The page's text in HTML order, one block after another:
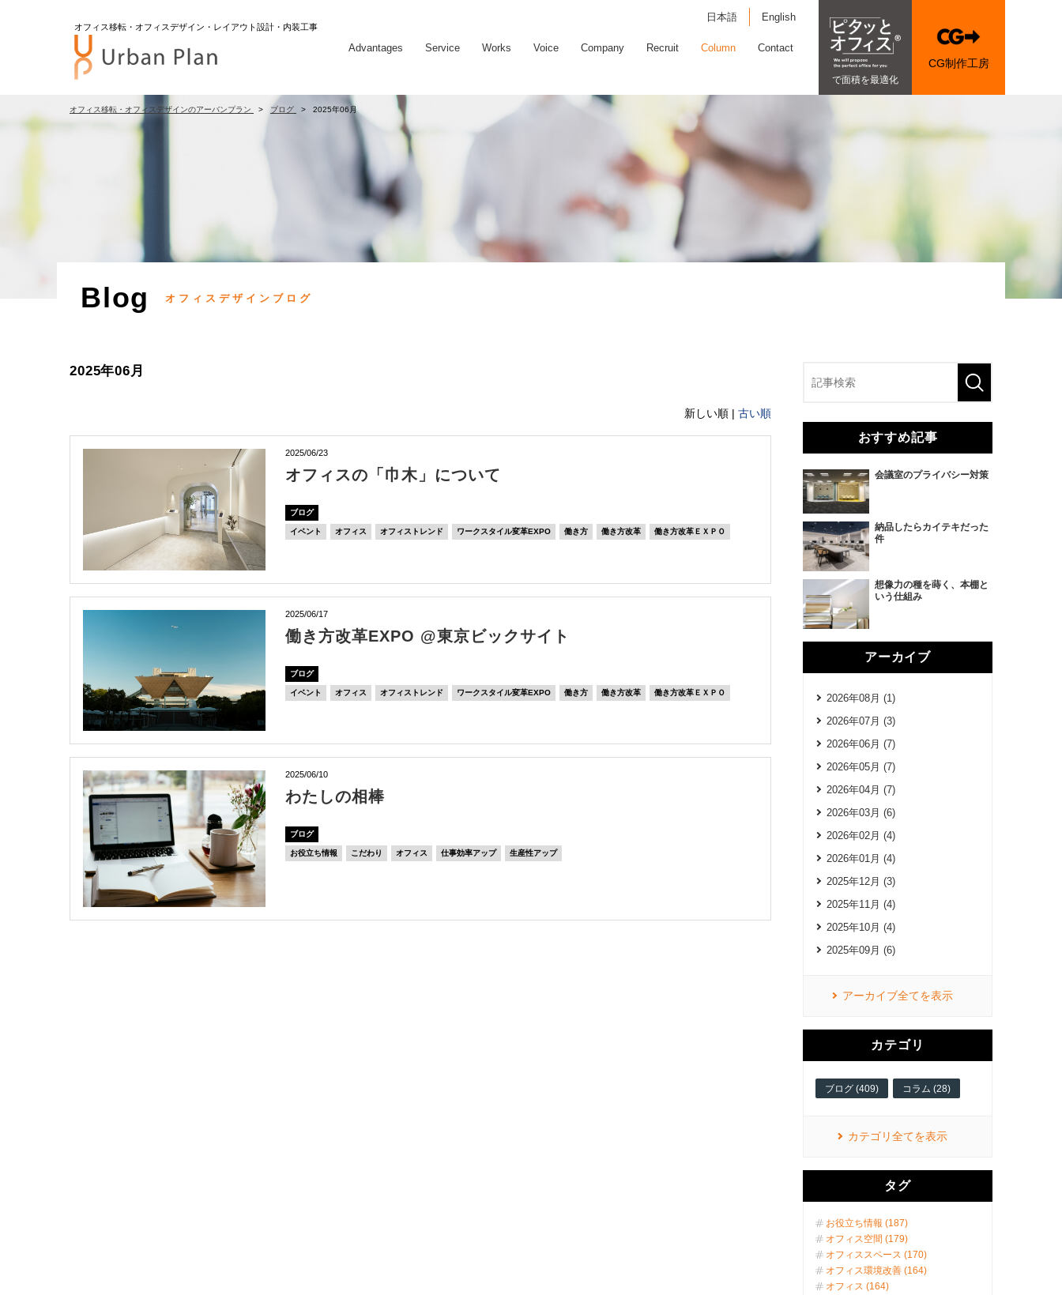
オフィス移転・オフィスデザイン・レイアウト設計・内装工事
日本語 English
Advantages Service Works Voice Company Recruit Column Contact
で面積を最適化
CG制作工房
オフィス移転・オフィスデザインのアーバンプラン ブログ 2025年06月
Blog オフィスデザインブログ
2025年06月
新しい順 | 古い順
2025/06/23
オフィスの「巾木」について
ブログ
イベント オフィス オフィストレンド ワークスタイル変革EXPO 働き方 働き方改革 働き方改革ＥＸＰＯ
2025/06/17
働き方改革EXPO @東京ビックサイト
ブログ
イベント オフィス オフィストレンド ワークスタイル変革EXPO 働き方 働き方改革 働き方改革ＥＸＰＯ
2025/06/10
わたしの相棒
ブログ
お役立ち情報 こだわり オフィス 仕事効率アップ 生産性アップ
おすすめ記事
会議室のプライバシー対策
納品したらカイテキだった
件
想像力の種を蒔く、本棚と
いう仕組み
アーカイブ
2026年08月 (1)
2026年07月 (3)
2026年06月 (7)
2026年05月 (7)
2026年04月 (7)
2026年03月 (6)
2026年02月 (4)
2026年01月 (4)
2025年12月 (3)
2025年11月 (4)
2025年10月 (4)
2025年09月 (6)
アーカイブ全てを表示
カテゴリ
ブログ (409) コラム (28)
カテゴリ全てを表示
タグ
お役立ち情報 (187)
オフィス空間 (179)
オフィススペース (170)
オフィス環境改善 (164)
オフィス (164)